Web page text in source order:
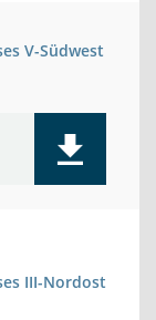
V-Südwest
III-Nordost